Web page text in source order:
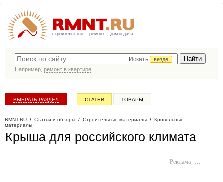
строительство ремонт дом и дача
Искать
везде
Например, ремонт в квартире
ВЫБРАТЬ РАЗДЕЛ СТАТЬИ ТОВАРЫ
RMNT.RU / Статьи и обзоры / Строительные материалы / Кровельные
материалы
Крыша для российского климата
Реклама …